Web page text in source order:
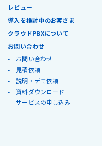
レビュー
導入を検討中のお客さま
クラウドPBXについて
お問い合わせ
お問い合わせ
見積依頼
説明・デモ依頼
資料ダウンロード
サービスの申し込み